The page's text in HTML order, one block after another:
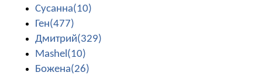
Сусанна(10)
Ген(477)
Дмитрий(329)
Mashel(10)
Божена(26)